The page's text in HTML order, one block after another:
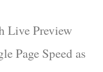
Live Preview
Page Speed as